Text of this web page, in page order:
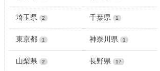
埼玉県 2 千葉県 1
東京都 1 神奈川県 1
山梨県 2 長野県 17